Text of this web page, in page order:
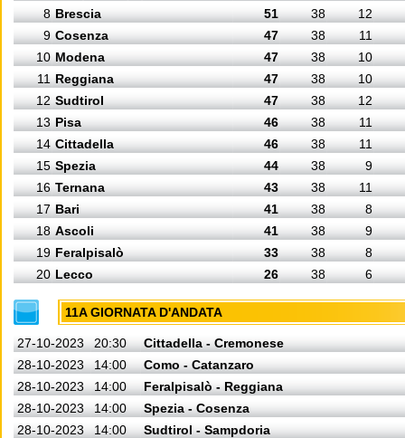
8 Brescia 51 38
12
9 Cosenza 47 38
11
10 Modena 47 38
10
11 Reggiana 47 38
10
12 Sudtirol 47 38
12
13 Pisa 46 38
11
14 Cittadella 46 38
11
15 Spezia 44 38
9
16 Ternana 43 38
11
17 Bari 41 38
8
18 Ascoli 41 38
9
19 Feralpisalò 33 38
8
20 Lecco 26 38 6
11A GIORNATA D'ANDATA
27-10-2023 20:30
Cittadella - Cremonese
28-10-2023
14:00
Como - Catanzaro
28-10-2023
14:00
Feralpisalò - Reggiana
28-10-2023
14:00
Spezia - Cosenza
28-10-2023
14:00
Sudtirol - Sampdoria